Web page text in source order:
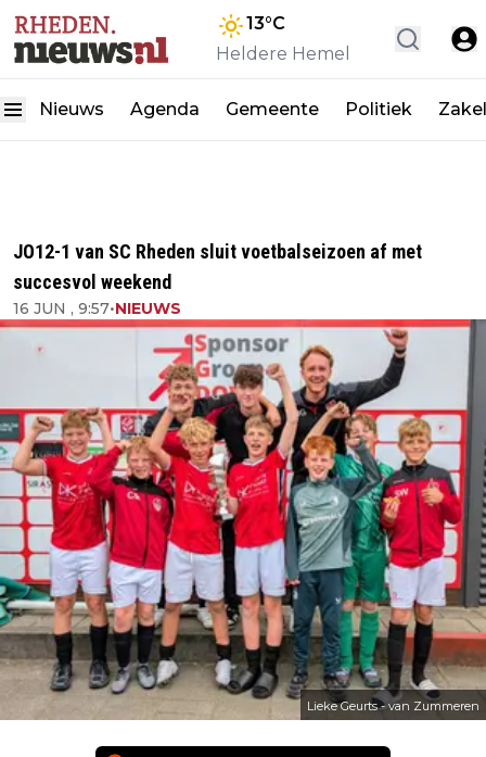
13°C
Heldere Hemel
Nieuws Agenda Gemeente Politiek
JO12-1 van SC Rheden sluit voetbalseizoen af met
succesvol weekend
16 JUN , 9:57•NIEUWS
Lieke Geurts - van Zummeren